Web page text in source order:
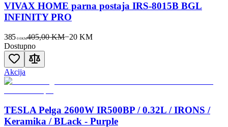
VIVAX HOME parna postaja IRS-8015B BGL
INFINITY PRO
385 00KM405,00 KM−20 KM
Dostupno
Akcija
TESLA Pelga 2600W IR500BP / 0.32L / IRONS /
Keramika / BLack - Purple